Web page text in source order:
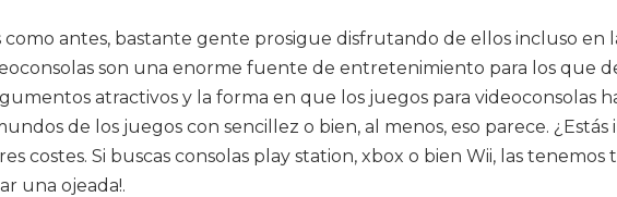
antes, bastante gente prosigue disfrutando de ellos incluso en
son una enorme fuente de entretenimiento para los que
atractivos y la forma en que los juegos para videoconsolas
de los juegos con sencillez o bien, al menos, eso parece. ¿Estás
costes. Si buscas consolas play station, xbox o bien Wii, las
una ojeada!.